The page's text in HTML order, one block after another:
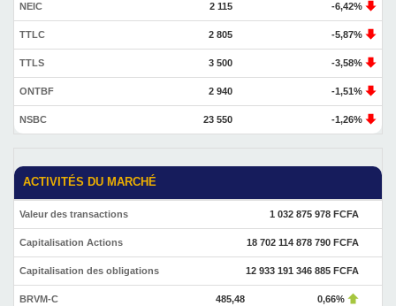
NEIC 2 115 -6,42%
TTLC 2 805 -5,87%
TTLS 3 500 -3,58%
ONTBF 2 940 -1,51%
NSBC 23 550 -1,26%
ACTIVITÉS DU MARCHÉ
Valeur des transactions 1 032 875 978 FCFA
Capitalisation Actions 18 702 114 878 790 FCFA
Capitalisation des obligations 12 933 191 346 885 FCFA
BRVM-C 485,48 0,66%